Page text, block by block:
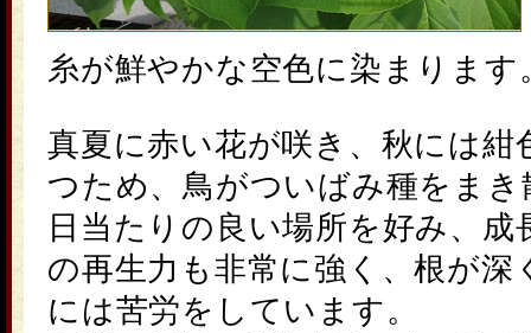
糸が鮮やかな空色に染まります
真夏に赤い花が咲き、秋には紺
つため、鳥がついばみ種をま
日当たりの良い場所を好み、
の再生力も非常に強く、根が
には苦労をしています。